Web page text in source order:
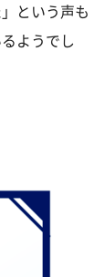
という声も
ようでし